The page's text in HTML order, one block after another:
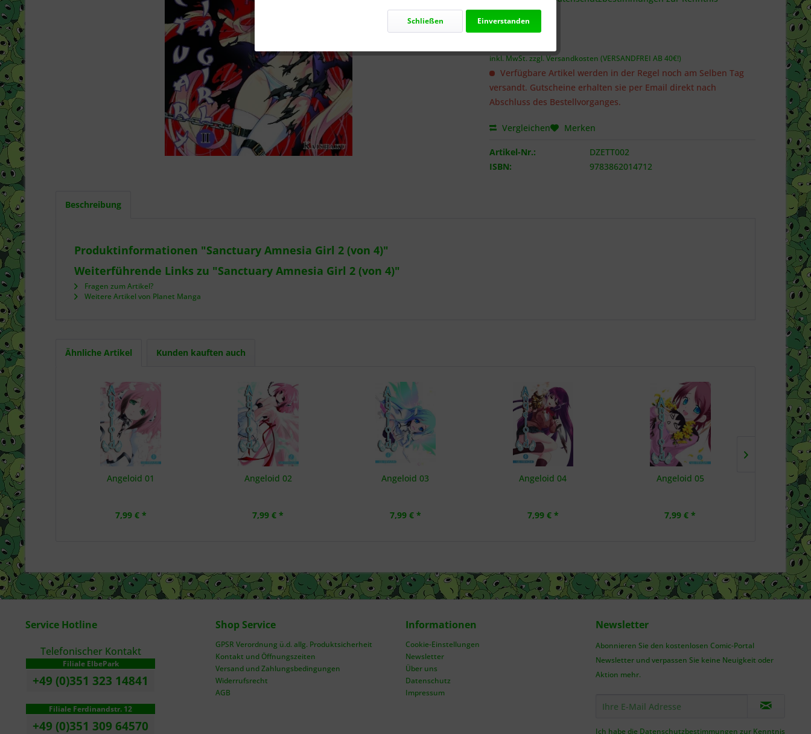
genommen.
inkl. MwSt.zzgl. Versandkosten (VERSANDFREI AB 40€!)
Verfügbare Artikel werden in der Regel noch am Selben Tag
versandt. Gutscheine erhalten sie per Email direkt nach
Abschluss des Bestellvorganges.
Vergleichen Merken
Artikel-Nr.:
DZETT002
ISBN:
9783862014712
Beschreibung
Produktinformationen "Sanctuary Amnesia Girl 2 (von 4)"
Weiterführende Links zu "Sanctuary Amnesia Girl 2 (von 4)"
Fragen zum Artikel?
Weitere Artikel von Planet Manga
Ähnliche Artikel Kunden kauften auch
Angeloid 01
7,99 € *
Angeloid 02
7,99 € *
Angeloid 03
7,99 € *
Angeloid 04
7,99 € *
Angeloid 05
7,99 € *
Service Hotline
Telefonischer Kontakt
Filiale ElbePark
+49 (0)351 323 14841
Filiale Ferdinandstr. 12
+49 (0)351 309 64570
Shop Service
GPSR Verordnung ü.d. allg. Produktsicherheit
Kontakt und Öffnungszeiten
Versand und Zahlungsbedingungen
Widerrufsrecht
AGB
Informationen
Cookie-Einstellungen
Newsletter
Über uns
Datenschutz
Impressum
Newsletter
Abonnieren Sie den kostenlosen Comic-Portal
Newsletter und verpassen Sie keine Neuigkeit oder
Aktion mehr.
Ich habe die Datenschutzbestimmungen zur Kenntnis
Einverstanden
Schließen